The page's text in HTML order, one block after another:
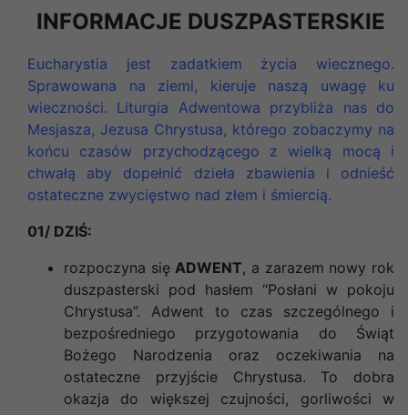
INFORMACJE DUSZPASTERSKIE
Eucharystia jest zadatkiem życia wiecznego.
Sprawowana na ziemi, kieruje naszą uwagę ku
wieczności. Liturgia Adwentowa przybliża nas do
Mesjasza, Jezusa Chrystusa, którego zobaczymy na
końcu czasów przychodzącego z wielką mocą i
chwałą aby dopełnić dzieła zbawienia i odnieść
ostateczne zwycięstwo nad złem i śmiercią.
01/ DZIŚ:
rozpoczyna się ADWENT, a zarazem nowy rok
duszpasterski pod hasłem “Posłani w pokoju
Chrystusa”. Adwent to czas szczególnego i
bezpośredniego przygotowania do Świąt
Bożego Narodzenia oraz oczekiwania na
ostateczne przyjście Chrystusa. To dobra
okazja do większej czujności, gorliwości w